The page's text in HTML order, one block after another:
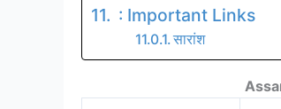
: Important Links
सारांश